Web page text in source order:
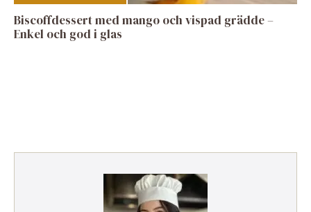
Biscoffdessert med mango och vispad grädde –
Enkel och god i glas